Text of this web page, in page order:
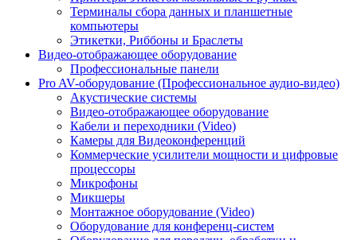
Терминалы сбора данных и планшетные
компьютеры
Этикетки, Риббоны и Браслеты
Видео-отображающее оборудование
Профессиональные панели
Pro AV-оборудование (Профессиональное аудио-видео)
Акустические системы
Видео-отображающее оборудование
Кабели и переходники (Video)
Камеры для Видеоконференций
Коммерческие усилители мощности и цифровые
процессоры
Микрофоны
Микшеры
Монтажное оборудование (Video)
Оборудование для конференц-систем